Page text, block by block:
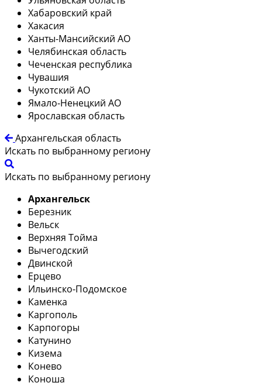
Хабаровский край
Хакасия
Ханты-Мансийский АО
Челябинская область
Чеченская республика
Чувашия
Чукотский АО
Ямало-Ненецкий АО
Ярославская область
Архангельская область
Искать по выбранному региону
Искать по выбранному региону
Архангельск
Березник
Вельск
Верхняя Тойма
Вычегодский
Двинской
Ерцево
Ильинско-Подомское
Каменка
Каргополь
Карпогоры
Катунино
Кизема
Конево
Коноша